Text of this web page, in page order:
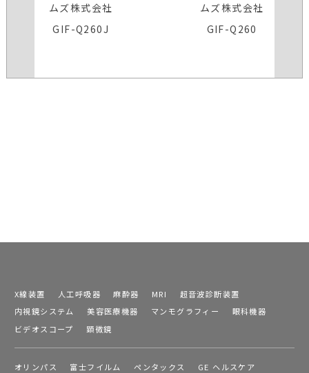
ムズ株式会社
GIF-Q260J
ムズ株式会社
GIF-Q260
X線装置 人工呼吸器 麻酔器 MRI
超音波診断装置
内視鏡システム
美容医療機器 マンモグラフィー
眼科機器
ビデオスコープ
顕微鏡
オリンパス 富士フイルム ペンタックス
GE ヘルスケア